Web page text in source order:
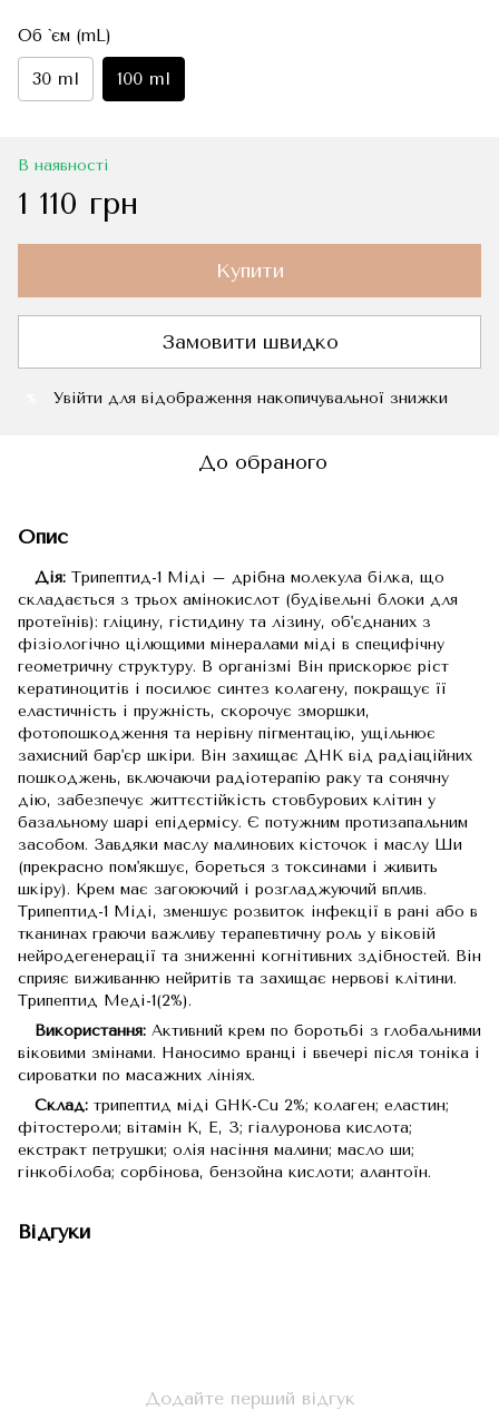
Об `єм (mL)
30 ml 100 ml
В наявності
1 110 грн
Купити
Замовити швидко
Увійти для відображення накопичувальної знижки
До обраного
Опис
Дія: Трипептид-1 Міді – дрібна молекула білка, що
складається з трьох амінокислот (будівельні блоки для
протеїнів): гліцину, гістидину та лізину, об'єднаних з
фізіологічно цілющими мінералами міді в специфічну
геометричну структуру. В організмі Він прискорює ріст
кератиноцитів і посилює синтез колагену, покращує її
еластичність і пружність, скорочує зморшки,
фотопошкодження та нерівну пігментацію, ущільнює
захисний бар'єр шкіри. Він захищає ДНК від радіаційних
пошкоджень, включаючи радіотерапію раку та сонячну
дію, забезпечує життєстійкість стовбурових клітин у
базальному шарі епідермісу. Є потужним протизапальним
засобом. Завдяки маслу малинових кісточок і маслу Ши
(прекрасно пом'якшує, бореться з токсинами і живить
шкіру). Крем має загоюючий і розгладжуючий вплив.
Трипептид-1 Міді, зменшує розвиток інфекції в рані або в
тканинах граючи важливу терапевтичну роль у віковій
нейродегенерації та зниженні когнітивних здібностей. Він
сприяє виживанню нейритів та захищає нервові клітини.
Трипептид Меді-1(2%).
Використання: Активний крем по боротьбі з глобальними
віковими змінами. Наносимо вранці і ввечері після тоніка і
сироватки по масажних лініях.
Склад: трипептид міді GHK-Cu 2%; колаген; еластин;
фітостероли; вітамін К, Е, З; гіалуронова кислота;
екстракт петрушки; олія насіння малини; масло ши;
гінкобілоба; сорбінова, бензойна кислоти; алантоїн.
Відгуки
Додайте перший відгук